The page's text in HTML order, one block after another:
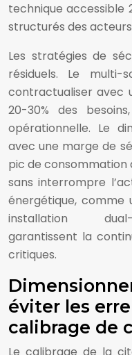
technique
structurés des
Les stratégies de
résiduels. Le multi-
contractualiser avec
20-30% des
opérationnelle. Le
avec une marge de
pic de consommation
sans interrompre
énergétique, comme
installation
garantissent la
critiques.
éviter les
calibrage de